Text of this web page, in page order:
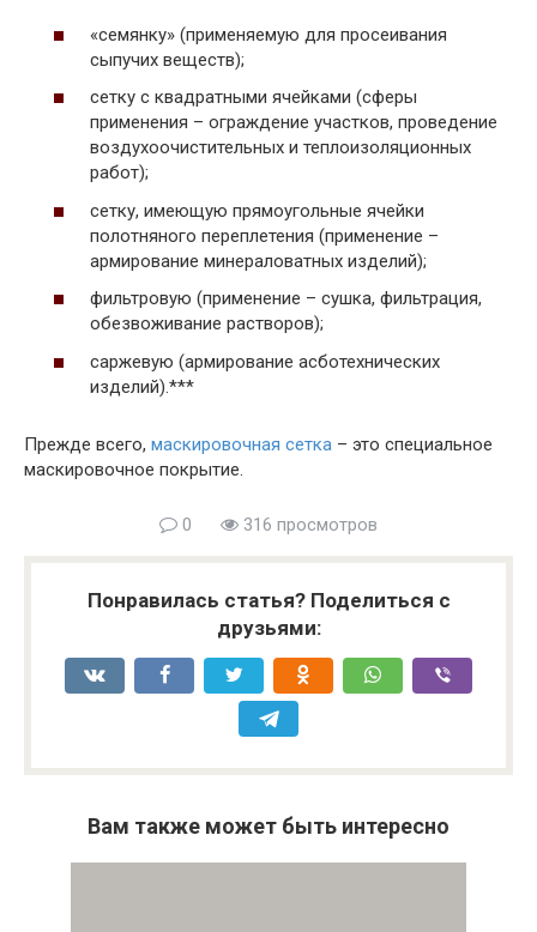
«семянку» (применяемую для просеивания
сыпучих веществ);
сетку с квадратными ячейками (сферы
применения – ограждение участков, проведение
воздухоочистительных и теплоизоляционных
работ);
сетку, имеющую прямоугольные ячейки
полотняного переплетения (применение –
армирование минераловатных изделий);
фильтровую (применение – сушка, фильтрация,
обезвоживание растворов);
саржевую (армирование асботехнических
изделий).***
Прежде всего, маскировочная сетка – это специальное
маскировочное покрытие.
0 316 просмотров
Понравилась статья? Поделиться с
друзьями:
Вам также может быть интересно